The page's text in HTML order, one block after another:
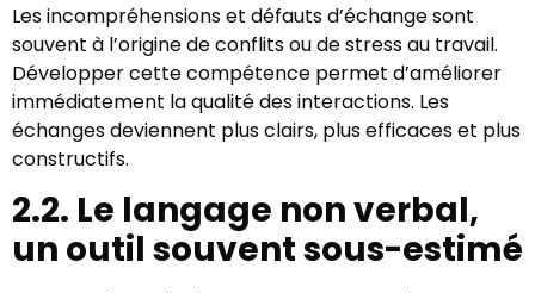
Les incompréhensions et défauts d’échange sont
souvent à l’origine de conflits ou de stress au travail.
Développer cette compétence permet d’améliorer
immédiatement la qualité des interactions. Les
échanges deviennent plus clairs, plus efficaces et plus
constructifs.
2.2. Le langage non verbal,
un outil souvent sous-estimé